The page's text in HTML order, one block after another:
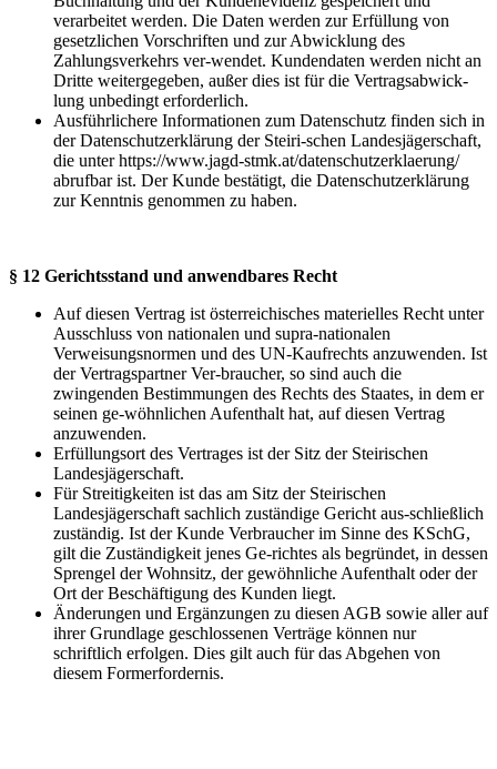
verarbeitet werden. Die Daten werden zur Erfüllung von
gesetzlichen Vorschriften und zur Abwicklung des
Zahlungsverkehrs ver-wendet. Kundendaten werden nicht an
Dritte weitergegeben, außer dies ist für die Vertragsabwick-
lung unbedingt erforderlich.
Ausführlichere Informationen zum Datenschutz finden sich in
der Datenschutzerklärung der Steiri-schen Landesjägerschaft,
die unter https://www.jagd-stmk.at/datenschutzerklaerung/
abrufbar ist. Der Kunde bestätigt, die Datenschutzerklärung
zur Kenntnis genommen zu haben.
§ 12 Gerichtsstand und anwendbares Recht
Auf diesen Vertrag ist österreichisches materielles Recht unter
Ausschluss von nationalen und supra-nationalen
Verweisungsnormen und des UN-Kaufrechts anzuwenden. Ist
der Vertragspartner Ver-braucher, so sind auch die
zwingenden Bestimmungen des Rechts des Staates, in dem er
seinen ge-wöhnlichen Aufenthalt hat, auf diesen Vertrag
anzuwenden.
Erfüllungsort des Vertrages ist der Sitz der Steirischen
Landesjägerschaft.
Für Streitigkeiten ist das am Sitz der Steirischen
Landesjägerschaft sachlich zuständige Gericht aus-schließlich
zuständig. Ist der Kunde Verbraucher im Sinne des KSchG,
gilt die Zuständigkeit jenes Ge-richtes als begründet, in dessen
Sprengel der Wohnsitz, der gewöhnliche Aufenthalt oder der
Ort der Beschäftigung des Kunden liegt.
Änderungen und Ergänzungen zu diesen AGB sowie aller auf
ihrer Grundlage geschlossenen Verträge können nur
schriftlich erfolgen. Dies gilt auch für das Abgehen von
diesem Formerfordernis.